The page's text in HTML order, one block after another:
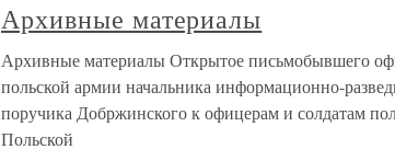
Архивные материалы
Архивные материалы Открытое письмобывшего
польской армии начальника информационно-
поручика Добржинского к офицерам и солдатам
Польской